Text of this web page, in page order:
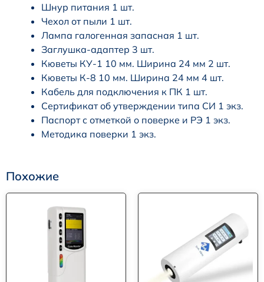
Шнур питания 1 шт.
Чехол от пыли 1 шт.
Лампа галогенная запасная 1 шт.
Заглушка-адаптер 3 шт.
Кюветы КУ-1 10 мм. Ширина 24 мм 2 шт.
Кюветы К-8 10 мм. Ширина 24 мм 4 шт.
Кабель для подключения к ПК 1 шт.
Сертификат об утверждении типа СИ 1 экз.
Паспорт с отметкой о поверке и РЭ 1 экз.
Методика поверки 1 экз.
Похожие